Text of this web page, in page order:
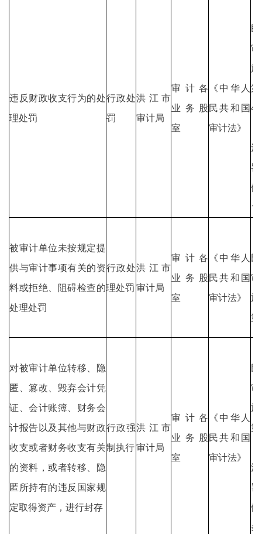
违反财政收支行为的处
理处罚
行政处
罚
洪江市
审计局
审计各
业务股
室
《中华人
民共和国
审计法》
被审计单位未按规定提
供与审计事项有关的资
料或拒绝、阻碍检查的
处理处罚
行政处
理处罚
洪江市
审计局
审计各
业务股
室
《中华人
民共和国
审计法》
对被审计单位转移、隐
匿、篡改、毁弃会计凭
证、会计账簿、财务会
计报告以及其他与财政
收支或者财务收支有关
的资料，或者转移、隐
匿所持有的违反国家规
定取得资产，进行封存
行政强
制执行
洪江市
审计局
审计各
业务股
室
《中华人
民共和国
审计法》
条